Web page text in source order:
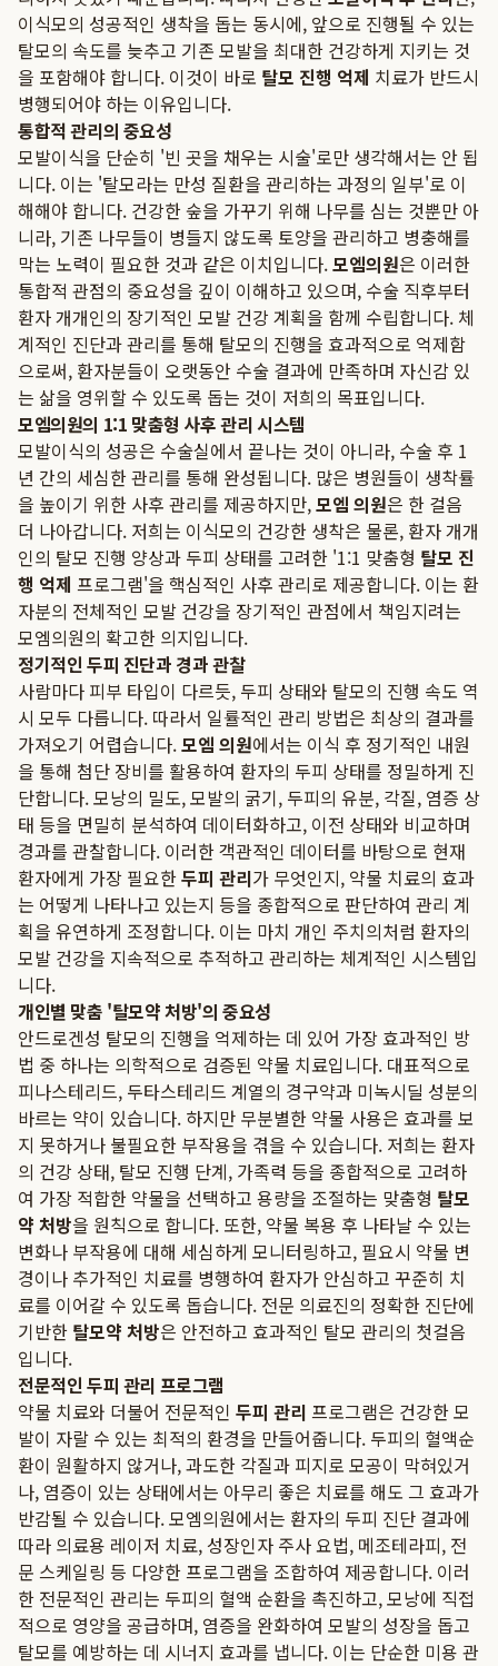
이식모의 성공적인 생착을 돕는 동시에, 앞으로 진행될 수 있는
탈모의 속도를 늦추고 기존 모발을 최대한 건강하게 지키는 것
을 포함해야 합니다. 이것이 바로 탈모 진행 억제 치료가 반드시
병행되어야 하는 이유입니다.
통합적 관리의 중요성
모발이식을 단순히 '빈 곳을 채우는 시술'로만 생각해서는 안 됩
니다. 이는 '탈모라는 만성 질환을 관리하는 과정의 일부'로 이
해해야 합니다. 건강한 숲을 가꾸기 위해 나무를 심는 것뿐만 아
니라, 기존 나무들이 병들지 않도록 토양을 관리하고 병충해를
막는 노력이 필요한 것과 같은 이치입니다.모엠의원은 이러한
통합적 관점의 중요성을 깊이 이해하고 있으며, 수술 직후부터
환자 개개인의 장기적인 모발 건강 계획을 함께 수립합니다. 체
계적인 진단과 관리를 통해 탈모의 진행을 효과적으로 억제함
으로써, 환자분들이 오랫동안 수술 결과에 만족하며 자신감 있
는 삶을 영위할 수 있도록 돕는 것이 저희의 목표입니다.
모엠의원의 1:1 맞춤형 사후 관리 시스템
모발이식의 성공은 수술실에서 끝나는 것이 아니라, 수술 후 1
년 간의 세심한 관리를 통해 완성됩니다. 많은 병원들이 생착률
을 높이기 위한 사후 관리를 제공하지만,모엠 의원은 한 걸음
더 나아갑니다. 저희는 이식모의 건강한 생착은 물론, 환자 개개
인의 탈모 진행 양상과 두피 상태를 고려한 '1:1 맞춤형 탈모 진
행 억제 프로그램'을 핵심적인 사후 관리로 제공합니다. 이는 환
자분의 전체적인 모발 건강을 장기적인 관점에서 책임지려는
모엠의원의 확고한 의지입니다.
정기적인 두피 진단과 경과 관찰
사람마다 피부 타입이 다르듯, 두피 상태와 탈모의 진행 속도 역
시 모두 다릅니다. 따라서 일률적인 관리 방법은 최상의 결과를
가져오기 어렵습니다.모엠 의원에서는 이식 후 정기적인 내원
을 통해 첨단 장비를 활용하여 환자의 두피 상태를 정밀하게 진
단합니다. 모낭의 밀도, 모발의 굵기, 두피의 유분, 각질, 염증 상
태 등을 면밀히 분석하여 데이터화하고, 이전 상태와 비교하며
경과를 관찰합니다. 이러한 객관적인 데이터를 바탕으로 현재
환자에게 가장 필요한두피 관리가 무엇인지, 약물 치료의 효과
는 어떻게 나타나고 있는지 등을 종합적으로 판단하여 관리 계
획을 유연하게 조정합니다. 이는 마치 개인 주치의처럼 환자의
모발 건강을 지속적으로 추적하고 관리하는 체계적인 시스템입
니다.
개인별 맞춤 '탈모약 처방'의 중요성
안드로겐성 탈모의 진행을 억제하는 데 있어 가장 효과적인 방
법 중 하나는 의학적으로 검증된 약물 치료입니다. 대표적으로
피나스테리드, 두타스테리드 계열의 경구약과 미녹시딜 성분의
바르는 약이 있습니다. 하지만 무분별한 약물 사용은 효과를 보
지 못하거나 불필요한 부작용을 겪을 수 있습니다. 저희는 환자
의 건강 상태, 탈모 진행 단계, 가족력 등을 종합적으로 고려하
여 가장 적합한 약물을 선택하고 용량을 조절하는 맞춤형 탈모
약 처방을 원칙으로 합니다. 또한, 약물 복용 후 나타날 수 있는
변화나 부작용에 대해 세심하게 모니터링하고, 필요시 약물 변
경이나 추가적인 치료를 병행하여 환자가 안심하고 꾸준히 치
료를 이어갈 수 있도록 돕습니다. 전문 의료진의 정확한 진단에
기반한 탈모약 처방은 안전하고 효과적인 탈모 관리의 첫걸음
입니다.
전문적인 두피 관리 프로그램
약물 치료와 더불어 전문적인 두피 관리 프로그램은 건강한 모
발이 자랄 수 있는 최적의 환경을 만들어줍니다. 두피의 혈액순
환이 원활하지 않거나, 과도한 각질과 피지로 모공이 막혀있거
나, 염증이 있는 상태에서는 아무리 좋은 치료를 해도 그 효과가
반감될 수 있습니다. 모엠의원에서는 환자의 두피 진단 결과에
따라 의료용 레이저 치료, 성장인자 주사 요법, 메조테라피, 전
문 스케일링 등 다양한 프로그램을 조합하여 제공합니다. 이러
한 전문적인 관리는 두피의 혈액 순환을 촉진하고, 모낭에 직접
적으로 영양을 공급하며, 염증을 완화하여 모발의 성장을 돕고
탈모를 예방하는 데 시너지 효과를 냅니다. 이는 단순한 미용 관